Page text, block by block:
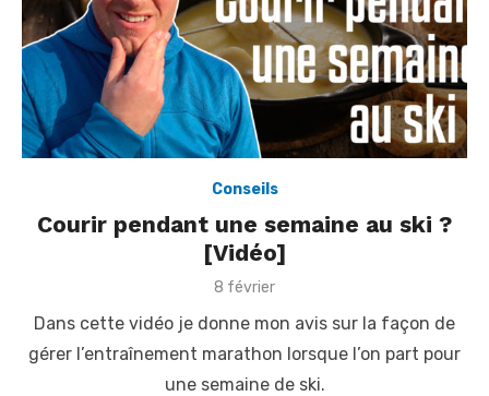
Conseils
Courir pendant une semaine au ski ?
[Vidéo]
P
s
e
d
8 février
Dans cette vidéo je donne mon avis sur la façon de
gérer l’entraînement marathon lorsque l’on part pour
une semaine de ski.